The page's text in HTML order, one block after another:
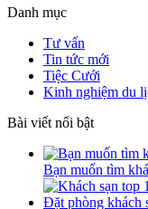
Danh mục
Tư vấn
Tin tức mới
Tiệc Cưới
Kinh nghiệm du
Bài viết nổi bật
Bạn muốn tìm